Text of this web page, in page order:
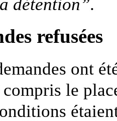
refusées
ont
le